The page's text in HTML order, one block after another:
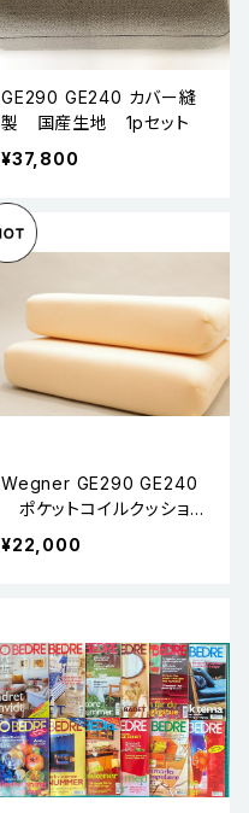
GE290 GE240 カバー縫
製 国産生地 1pセット
¥37,800
Wegner GE290 GE240
ポケットコイルクッショ
ン 座面
¥22,000